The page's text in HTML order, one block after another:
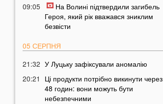
09:05
На Волині підтвердили загибель
Героя, який рік вважався зниклим
безвісти
05 СЕРПНЯ
21:32 У Луцьку зафіксували аномалію
20:21
Ці продукти потрібно викинути через
48 годин: вони можуть бути
небезпечними